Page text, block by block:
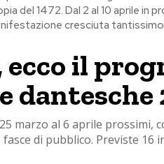
del 1472. Dal 2 al 10 aprile in
cresciuta
ecco il
dantesche
marzo al 6 aprile prossimi,
di pubblico. Previste